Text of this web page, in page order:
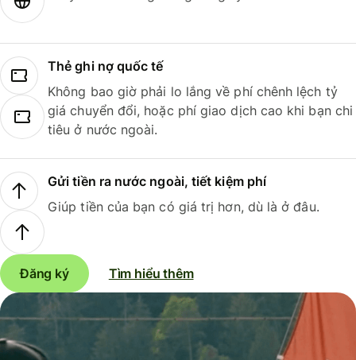
Thẻ ghi nợ quốc tế
Không bao giờ phải lo lắng về phí chênh lệch tỷ
giá chuyển đổi, hoặc phí giao dịch cao khi bạn chi
tiêu ở nước ngoài.
Gửi tiền ra nước ngoài, tiết kiệm phí
Giúp tiền của bạn có giá trị hơn, dù là ở đâu.
Đăng ký Tìm hiểu thêm